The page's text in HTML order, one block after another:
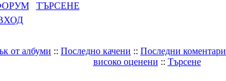
ТЪРСЕНЕ
от албуми :: Последно качени :: Последни коментари
високо оценени :: Търсене